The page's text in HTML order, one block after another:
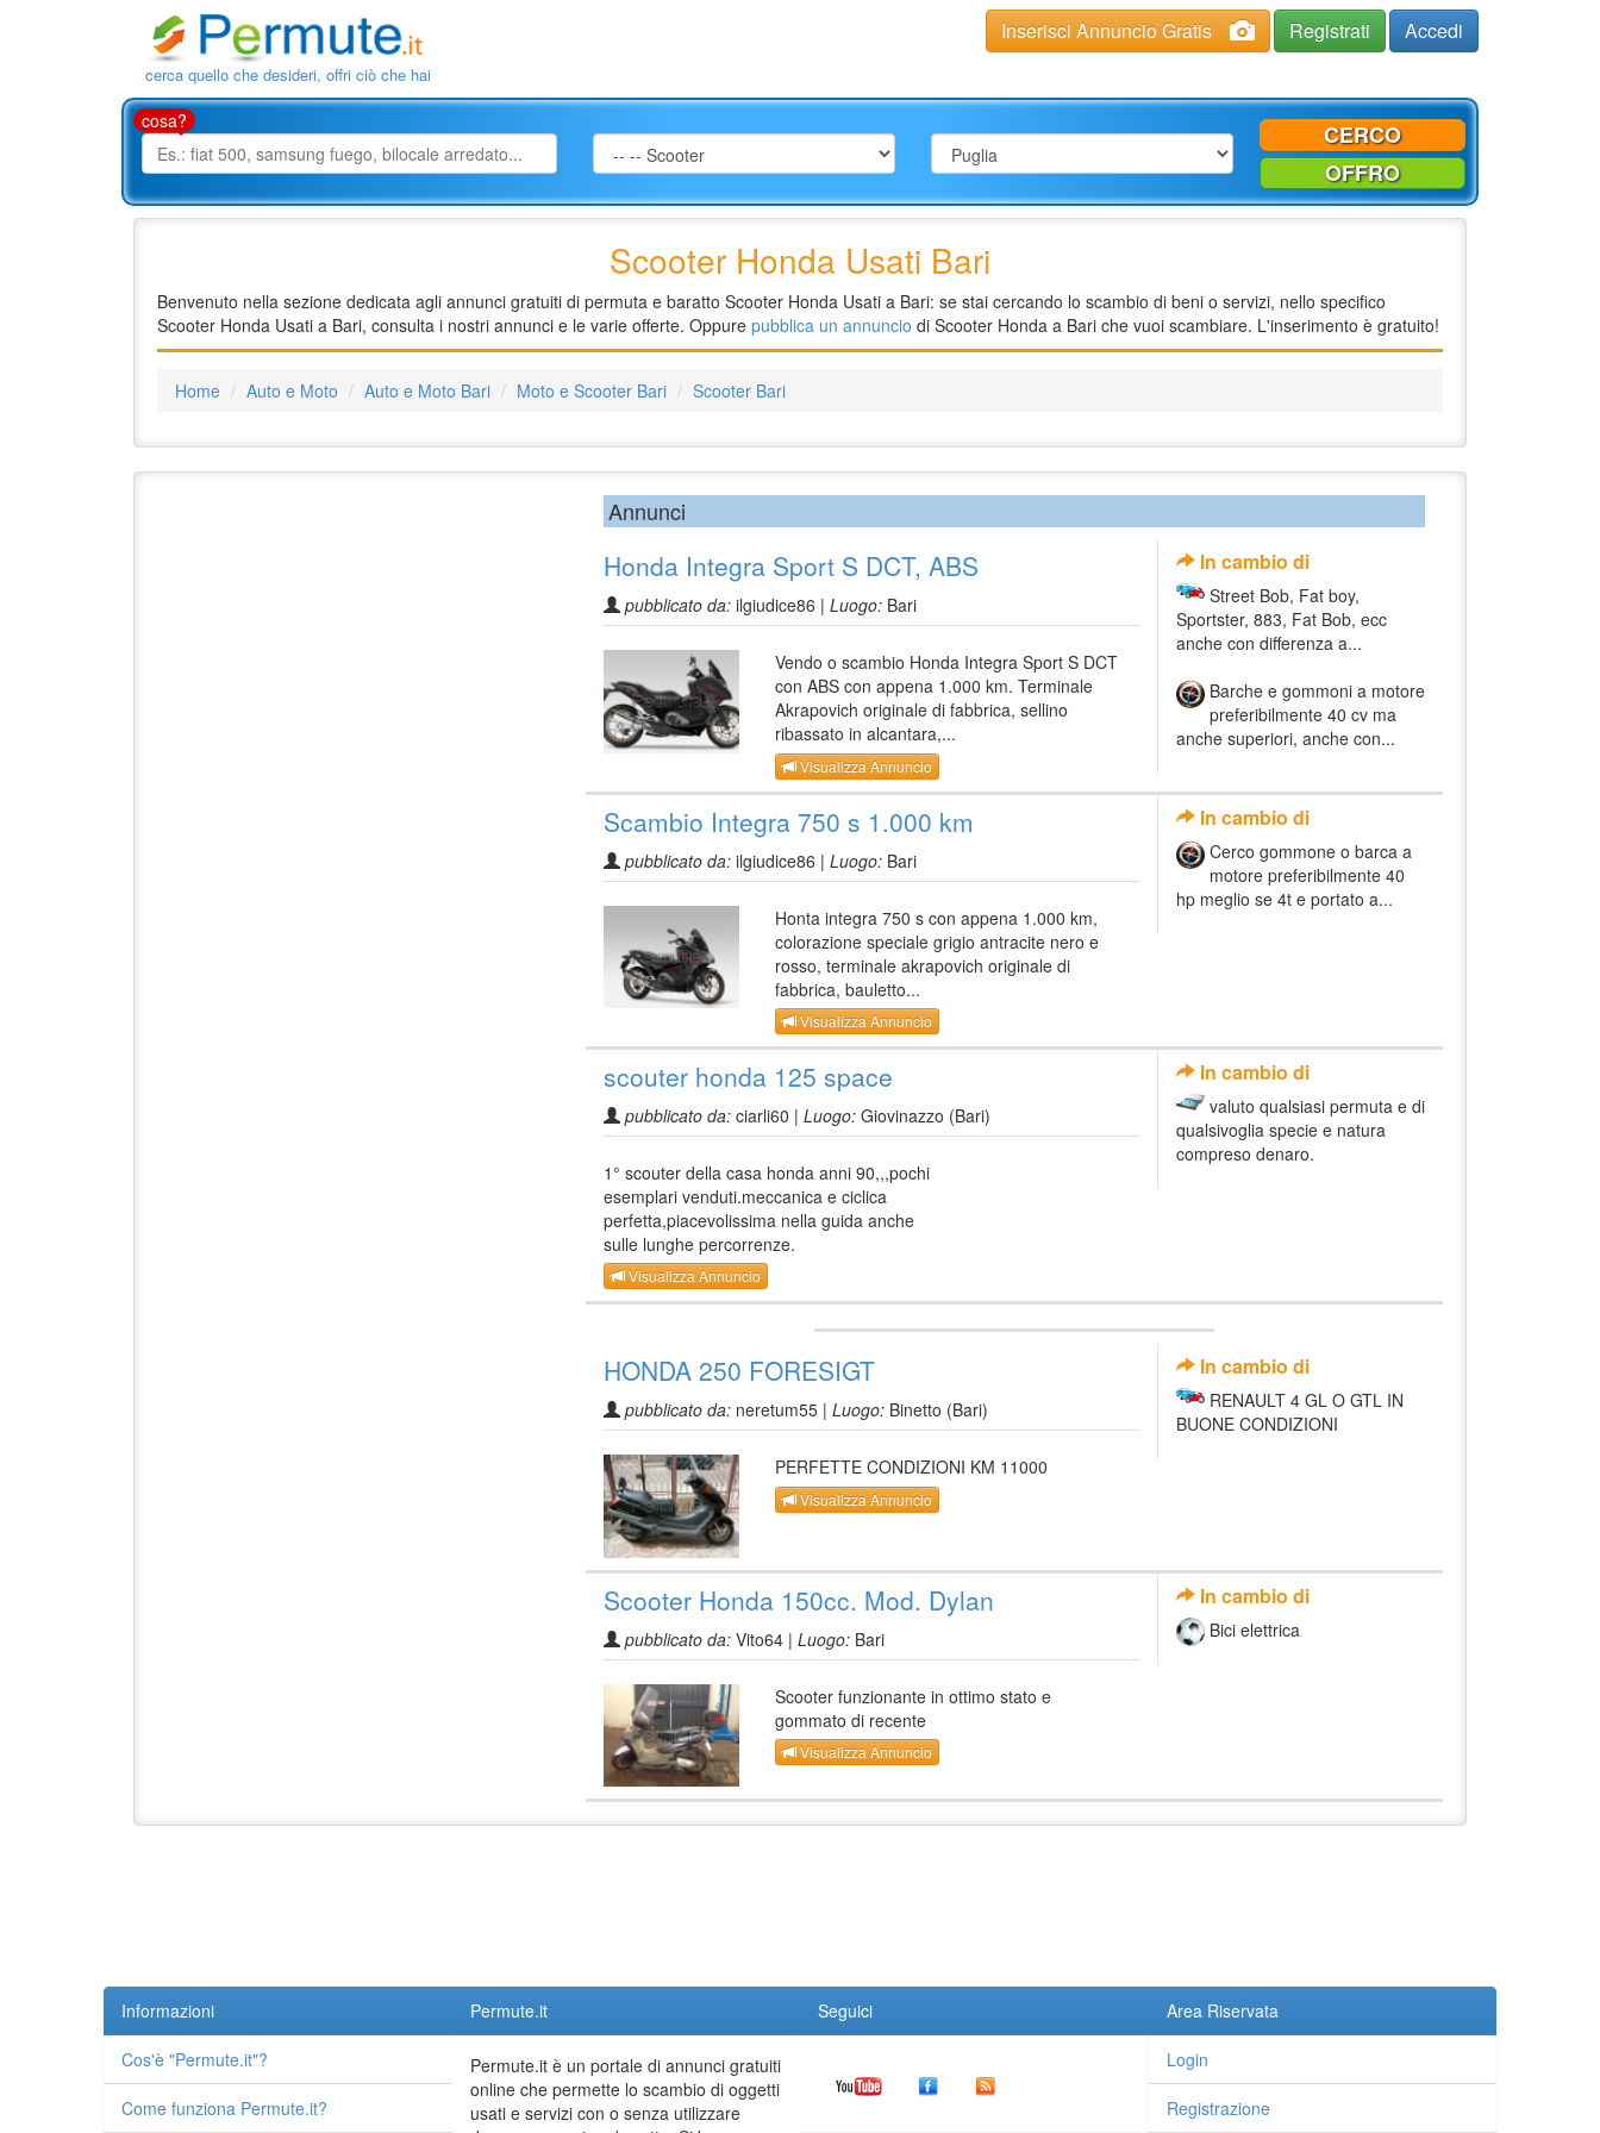
cerca quello che desideri, offri ciò che hai
Inserisci Annuncio Gratis Registrati Accedi
cosa?
CERCO
OFFRO
Scooter Honda Usati Bari
Benvenuto nella sezione dedicata agli annunci gratuiti di permuta e baratto Scooter Honda Usati a Bari: se stai cercando lo scambio di beni o servizi, nello specifico
Scooter Honda Usati a Bari, consulta i nostri annunci e le varie offerte. Oppure pubblica un annuncio di Scooter Honda a Bari che vuoi scambiare. L'inserimento è gratuito!
Home Auto e Moto Auto e Moto Bari Moto e Scooter Bari Scooter Bari
Annunci
Honda Integra Sport S DCT, ABS
pubblicato da: ilgiudice86 | Luogo: Bari
Vendo o scambio Honda Integra Sport S DCT
con ABS con appena 1.000 km. Terminale
Akrapovich originale di fabbrica, sellino
ribassato in alcantara,...
Visualizza Annuncio
In cambio di
Street Bob, Fat boy,
Sportster, 883, Fat Bob, ecc
anche con differenza a...
Barche e gommoni a motore
preferibilmente 40 cv ma
anche superiori, anche con...
Scambio Integra 750 s 1.000 km
pubblicato da: ilgiudice86 | Luogo: Bari
Honta integra 750 s con appena 1.000 km,
colorazione speciale grigio antracite nero e
rosso, terminale akrapovich originale di
fabbrica, bauletto...
Visualizza Annuncio
In cambio di
Cerco gommone o barca a
motore preferibilmente 40
hp meglio se 4t e portato a...
scouter honda 125 space
pubblicato da: ciarli60 | Luogo: Giovinazzo (Bari)
1° scouter della casa honda anni 90,,,pochi
esemplari venduti.meccanica e ciclica
perfetta,piacevolissima nella guida anche
sulle lunghe percorrenze.
Visualizza Annuncio
In cambio di
valuto qualsiasi permuta e di
qualsivoglia specie e natura
compreso denaro.
HONDA 250 FORESIGT
pubblicato da: neretum55 | Luogo: Binetto (Bari)
PERFETTE CONDIZIONI KM 11000
Visualizza Annuncio
In cambio di
RENAULT 4 GL O GTL IN
BUONE CONDIZIONI
Scooter Honda 150cc. Mod. Dylan
pubblicato da: Vito64 | Luogo: Bari
Scooter funzionante in ottimo stato e
gommato di recente
Visualizza Annuncio
In cambio di
Bici elettrica
Informazioni
Cos'è "Permute.it"?
Come funziona Permute.it?
Permute.it
Permute.it è un portale di annunci gratuiti
online che permette lo scambio di oggetti
usati e servizi con o senza utilizzare
Seguici Area Riservata
Login
Registrazione